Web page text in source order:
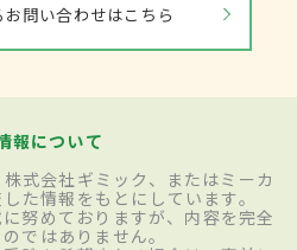
問い合わせはこちら
報について
式会社ギミック、またはミーカ
た情報をもとにしています。
努めておりますが、内容を完全
ではありません。